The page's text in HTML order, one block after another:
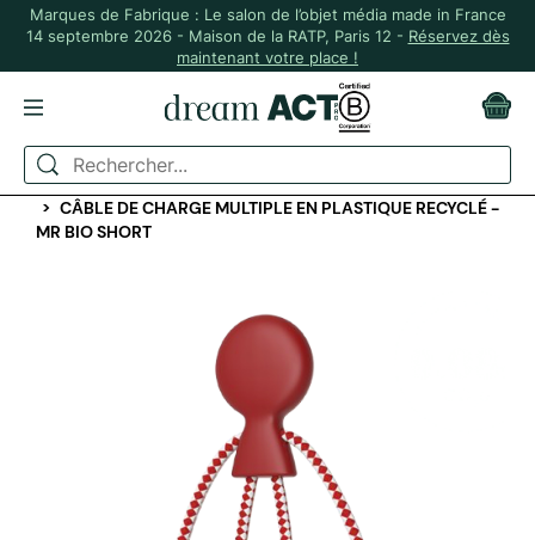
Marques de Fabrique : Le salon de l’objet média made in France
14 septembre 2026 - Maison de la RATP, Paris 12 - Réservez dès
maintenant votre place !
ACCUEIL
HIGH TECH
CACHE CAM, BATTERIE & CHARGEUR
CÂBLE DE CHARGE MULTIPLE EN PLASTIQUE RECYCLÉ -
MR BIO SHORT